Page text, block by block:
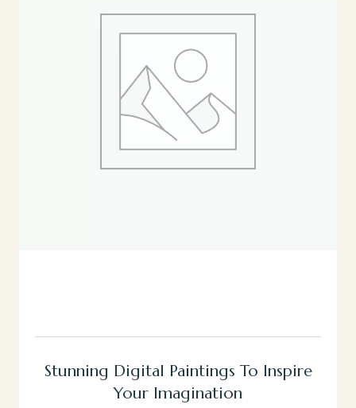
Stunning Digital Paintings To Inspire
Your Imagination